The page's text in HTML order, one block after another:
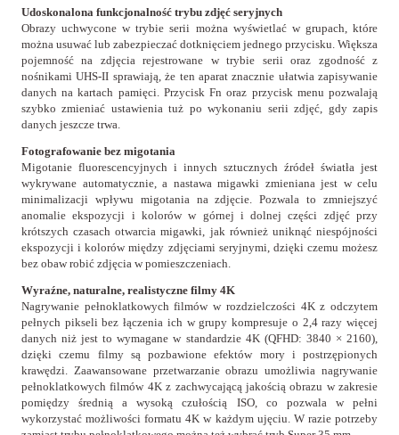
Udoskonalona funkcjonalność trybu zdjęć seryjnych
Obrazy uchwycone w trybie serii można wyświetlać w grupach, które
można usuwać lub zabezpieczać dotknięciem jednego przycisku. Większa
pojemność na zdjęcia rejestrowane w trybie serii oraz zgodność z
nośnikami UHS-II sprawiają, że ten aparat znacznie ułatwia zapisywanie
danych na kartach pamięci. Przycisk Fn oraz przycisk menu pozwalają
szybko zmieniać ustawienia tuż po wykonaniu serii zdjęć, gdy zapis
danych jeszcze trwa.
Fotografowanie bez migotania
Migotanie fluorescencyjnych i innych sztucznych źródeł światła jest
wykrywane automatycznie, a nastawa migawki zmieniana jest w celu
minimalizacji wpływu migotania na zdjęcie. Pozwala to zmniejszyć
anomalie ekspozycji i kolorów w górnej i dolnej części zdjęć przy
krótszych czasach otwarcia migawki, jak również uniknąć niespójności
ekspozycji i kolorów między zdjęciami seryjnymi, dzięki czemu możesz
bez obaw robić zdjęcia w pomieszczeniach.
Wyraźne, naturalne, realistyczne filmy 4K
Nagrywanie pełnoklatkowych filmów w rozdzielczości 4K z odczytem
pełnych pikseli bez łączenia ich w grupy kompresuje o 2,4 razy więcej
danych niż jest to wymagane w standardzie 4K (QFHD: 3840 × 2160),
dzięki czemu filmy są pozbawione efektów mory i postrzępionych
krawędzi. Zaawansowane przetwarzanie obrazu umożliwia nagrywanie
pełnoklatkowych filmów 4K z zachwycającą jakością obrazu w zakresie
pomiędzy średnią a wysoką czułością ISO, co pozwala w pełni
wykorzystać możliwości formatu 4K w każdym ujęciu. W razie potrzeby